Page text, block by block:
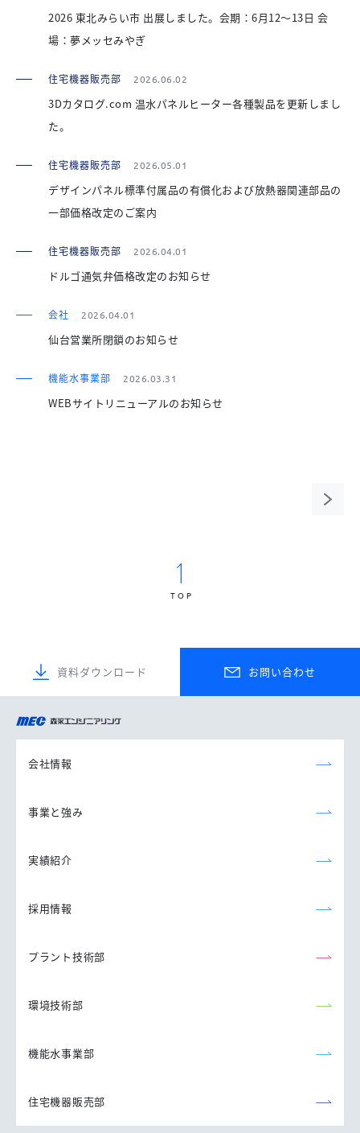
2026 東北みらい市 出展しました。会期：6月12～13日 会
場：夢メッセみやぎ
住宅機器販売部 2026.06.02
3Dカタログ.com 温水パネルヒーター各種製品を更新しまし
た。
住宅機器販売部 2026.05.01
デザインパネル標準付属品の有償化および放熱器関連部品の
一部価格改定のご案内
住宅機器販売部 2026.04.01
ドルゴ通気弁価格改定のお知らせ
会社 2026.04.01
仙台営業所閉鎖のお知らせ
機能水事業部 2026.03.31
WEBサイトリニューアルのお知らせ
TOP
資料ダウンロード お問い合わせ
森永エンジニアリング
株式会社
会社情報
事業と強み
実績紹介
採用情報
プラント技術部
環境技術部
機能水事業部
住宅機器販売部